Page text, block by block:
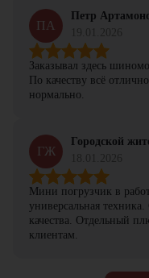
ПА
Петр
Заказывал здесь
По качеству всё
нормально.
ГЖ
Городской
Мини погрузчик в
универсальная
качества. Отдельный
клиентам.